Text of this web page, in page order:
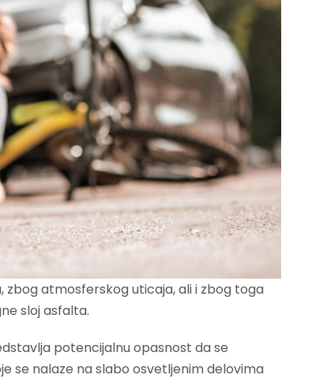
atmosferskog uticaja, ali i zbog toga
sloj asfalta.
potencijalnu opasnost da se
se nalaze na slabo osvetljenim delovima